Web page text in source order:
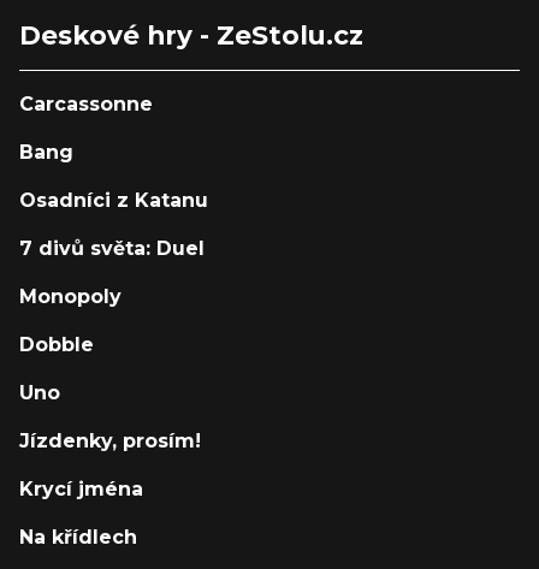
Deskové hry - ZeStolu.cz
Carcassonne
Bang
Osadníci z Katanu
7 divů světa: Duel
Monopoly
Dobble
Uno
Jízdenky, prosím!
Krycí jména
Na křídlech